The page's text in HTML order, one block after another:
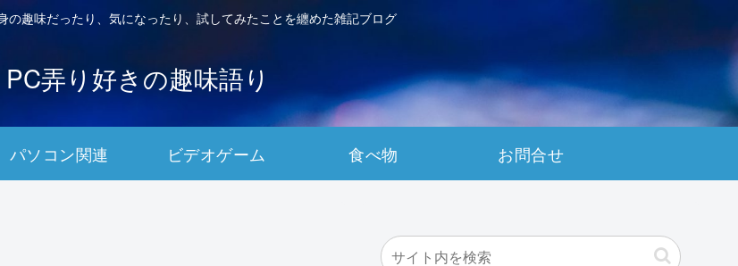
の趣味だったり、気になったり、試してみたことを纏めた雑記ブログ
PC弄り好きの趣味語り
パソコン関連 ビデオゲーム 食べ物 お問合せ